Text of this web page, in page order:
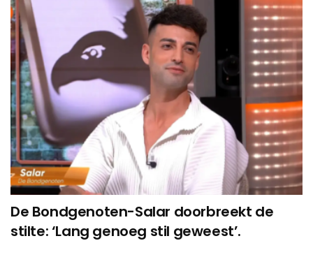
De Bondgenoten-Salar doorbreekt de
stilte: ‘Lang genoeg stil geweest’.